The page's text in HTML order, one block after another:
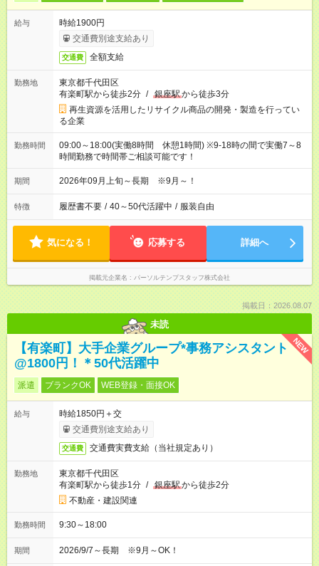
給与
時給1900円
交通費別途支給あり
交通費 全額支給
勤務地
東京都千代田区
有楽町駅から徒歩2分 / 銀座駅から徒歩3分
再生資源を活用したリサイクル商品の開発・製造を行ってい
る企業
勤務時間
09:00～18:00(実働8時間 休憩1時間) ※9-18時の間で実働7～8
時間勤務で時間帯ご相談可能です！
期間 2026年09月上旬～長期 ※9月～！
特徴 履歴書不要 / 40～50代活躍中 / 服装自由
気になる！ 応募する 詳細へ
掲載元企業名 パーソルテンプスタッフ株式会社
掲載日：2026.08.07
未読
NEW
【有楽町】大手企業グループ*事務アシスタント
@1800円！＊50代活躍中
派遣 ブランクOK WEB登録・面接OK
給与
時給1850円＋交
交通費別途支給あり
交通費 交通費実費支給（当社規定あり）
勤務地
東京都千代田区
有楽町駅から徒歩1分 / 銀座駅から徒歩2分
不動産・建設関連
勤務時間 9:30～18:00
期間 2026/9/7～長期 ※9月～OK！